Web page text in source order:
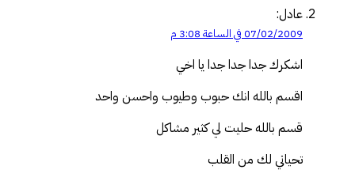
عادل:
07/02/2009 في الساعة 3:08 م
اشكرك جدا جدا جدا يا اخي
اقسم بالله انك حبوب وطيوب واحسن واحد
قسم بالله حليت لي كثير مشاكل
تحياتي لك من القلب